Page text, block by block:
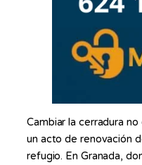
Cambiar la cerradura
un acto de renovación
refugio. En Granada,